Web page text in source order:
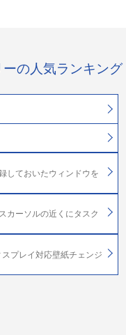
ーの人気ランキング
しておいたウィンドウを
カーソルの近くにタスク
スプレイ対応壁紙チェンジ